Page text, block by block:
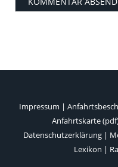
Impressum |
Anfahrtskarte
Datenschutzerklärung |
Lexikon |